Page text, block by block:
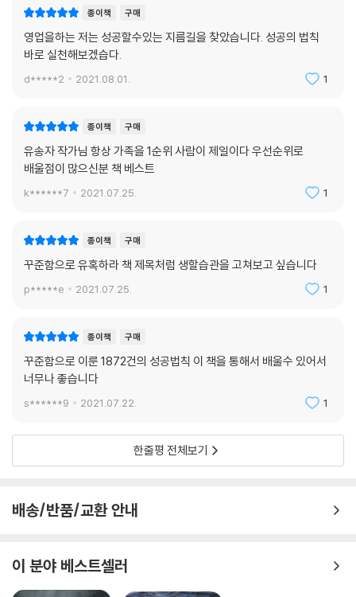
영업 성공59법칙
나는 회사를 대표하는 사람이다
영업 성공60법칙
첫인상이 잘 유지되도록 노력하라
영업 성공62법칙
계약은 크기가 아니라 빈도
영업 성공63법칙
변화하는 보장 트렌드를 학습하라
영업 성공65법칙
낯선 사람과의 만남을 즐겨라
영업 성공66법칙
대화가 즐거운 사람이 되자
영업 성공68법칙
고객의 사진을 찍고 파일과 함께 보관하라
영업 성공69법칙
영업 성공70법칙
03 15년을 넘는 평생고객관리비법
04 거절을 이겨낼 수 있는 비결은
는 봉사활동을 할 때마다 ‘유쾌한 송자 씨’로 소개하고 또 그렇게 불린다.
최근에는 나의 사례를 들려주며 고객들에게 불리고 싶은 호칭을 이야기해
보라고 했다. 그러면 다들 골똘히 생각에 잠겼다가 000 사장님, 000 본부
억해 두었다가 그들이 원하는 호칭으로 불러드린다.
모임에서 성실의 아이콘, 따뜻한 사람이 되어라
1999년부터 레크리에이션 모임을 해오고 있다. 처음 운영할 당시만 해도
두 나의 고객이다. 늘 내가 먼저 회원들에게 전화로 안부를 묻고, 모임 장소
일이나 아픈 일이나 먼저 챙기려고 노력한다.
그러다보니 보험에 관련된 일은 모두 나에게 전화해서 물어보고 또 성실히
답변해준다. 최근에도 회원의 부친상 부고를 받고 장례식장으로 향했다.
족들만 앉아서 이야기를 나누는 모습이 너무 가슴이 아팠다. 아버님께 인
사를 드리고 가족들과 함께 인사를 나누고 조카들을 소개받고 휴먼컬러로
마음을 움직이고 위로해 드렸다. 나의 작은 행동과 따뜻한 위로의 말이 많
에서 성실의 아이콘이 따뜻한 사람이 되어라.
자궁 수술을 한다고 마음이 불편하다는 이야기를 들었다. “제가 특별히 나
을 떠나지 않았다. 얼마나 힘이 들까? 얼마나 불안할까? 얼마나 아플까?
종이책 구매
영업을하는 저는 성공할수있는 지름길을 찾았습니다. 성공의 법칙
바로 실천해보겠습다.
d*****2 2021.08.01. 1
종이책 구매
유송자 작가님 항상 가족을 1순위 사람이 제일이다 우선순위로
배울점이 많으신분 책 베스트
k******7 2021.07.25. 1
종이책 구매
꾸준함으로 유혹하라 책 제목처럼 생할습관을 고쳐보고 싶습니다
p*****e 2021.07.25. 1
종이책 구매
꾸준함으로 이룬 1872건의 성공법칙 이 책을 통해서 배울수 있어서
너무나 좋습니다
s******9 2021.07.22. 1
한줄평 전체보기
배송/반품/교환 안내
이 분야 베스트셀러